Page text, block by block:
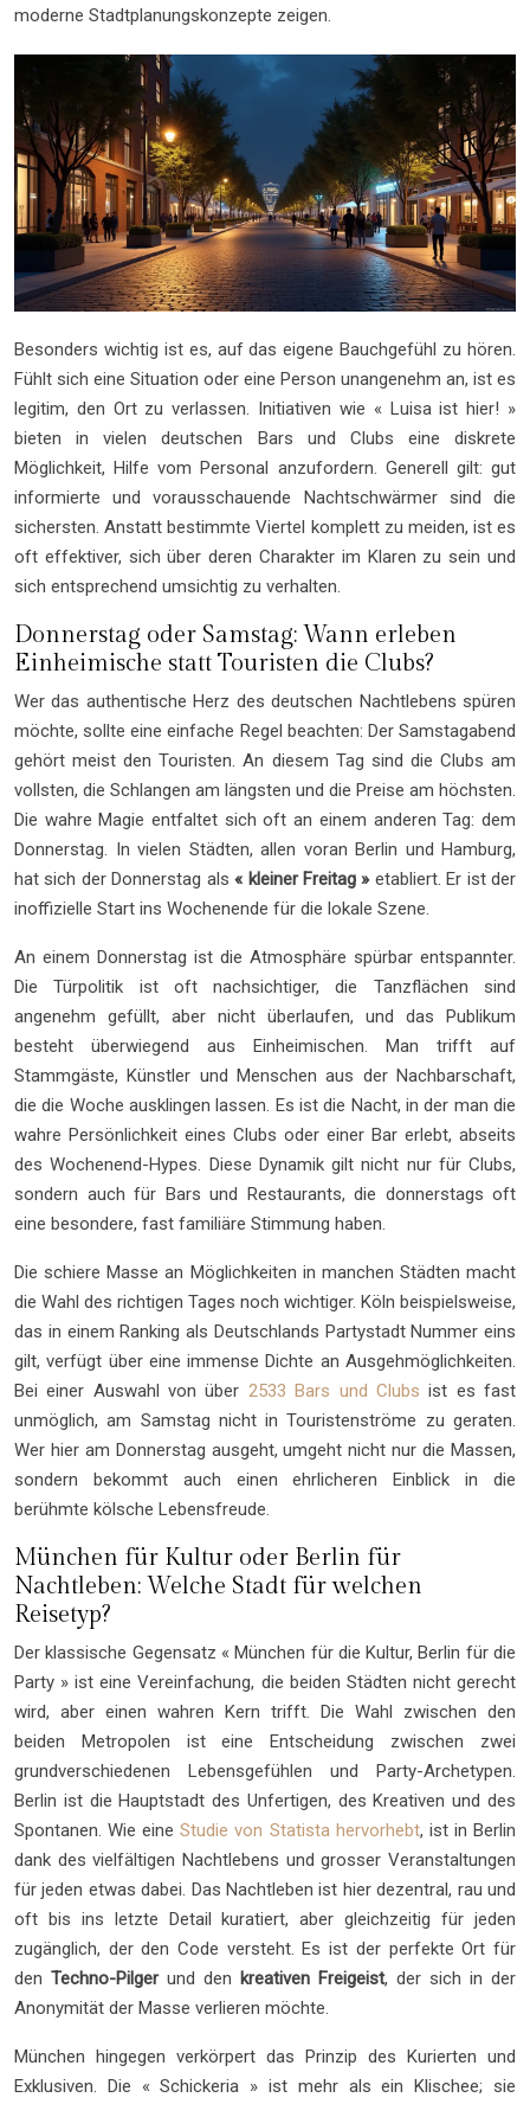
moderne Stadtplanungskonzepte zeigen.
Besonders wichtig ist es, auf das eigene Bauchgefühl zu hören.
Fühlt sich eine Situation oder eine Person unangenehm an, ist es
legitim, den Ort zu verlassen. Initiativen wie « Luisa ist hier! »
bieten in vielen deutschen Bars und Clubs eine diskrete
Möglichkeit, Hilfe vom Personal anzufordern. Generell gilt: gut
informierte und vorausschauende Nachtschwärmer sind die
sichersten. Anstatt bestimmte Viertel komplett zu meiden, ist es
oft effektiver, sich über deren Charakter im Klaren zu sein und
sich entsprechend umsichtig zu verhalten.
Donnerstag oder Samstag: Wann erleben
Einheimische statt Touristen die Clubs?
Wer das authentische Herz des deutschen Nachtlebens spüren
möchte, sollte eine einfache Regel beachten: Der Samstagabend
gehört meist den Touristen. An diesem Tag sind die Clubs am
vollsten, die Schlangen am längsten und die Preise am höchsten.
Die wahre Magie entfaltet sich oft an einem anderen Tag: dem
Donnerstag. In vielen Städten, allen voran Berlin und Hamburg,
hat sich der Donnerstag als« kleiner Freitag »etabliert. Er ist der
inoffizielle Start ins Wochenende für die lokale Szene.
An einem Donnerstag ist die Atmosphäre spürbar entspannter.
Die Türpolitik ist oft nachsichtiger, die Tanzflächen sind
angenehm gefüllt, aber nicht überlaufen, und das Publikum
besteht überwiegend aus Einheimischen. Man trifft auf
Stammgäste, Künstler und Menschen aus der Nachbarschaft,
die die Woche ausklingen lassen. Es ist die Nacht, in der man die
wahre Persönlichkeit eines Clubs oder einer Bar erlebt, abseits
des Wochenend-Hypes. Diese Dynamik gilt nicht nur für Clubs,
sondern auch für Bars und Restaurants, die donnerstags oft
eine besondere, fast familiäre Stimmung haben.
Die schiere Masse an Möglichkeiten in manchen Städten macht
die Wahl des richtigen Tages noch wichtiger. Köln beispielsweise,
das in einem Ranking als Deutschlands Partystadt Nummer eins
gilt, verfügt über eine immense Dichte an Ausgehmöglichkeiten.
Bei einer Auswahl von über 2533 Bars und Clubs ist es fast
unmöglich, am Samstag nicht in Touristenströme zu geraten.
Wer hier am Donnerstag ausgeht, umgeht nicht nur die Massen,
sondern bekommt auch einen ehrlicheren Einblick in die
berühmte kölsche Lebensfreude.
München für Kultur oder Berlin für
Nachtleben: Welche Stadt für welchen
Reisetyp?
Der klassische Gegensatz « München für die Kultur, Berlin für die
Party » ist eine Vereinfachung, die beiden Städten nicht gerecht
wird, aber einen wahren Kern trifft. Die Wahl zwischen den
beiden Metropolen ist eine Entscheidung zwischen zwei
grundverschiedenen Lebensgefühlen und Party-Archetypen.
Berlin ist die Hauptstadt des Unfertigen, des Kreativen und des
Spontanen. Wie eineStudie von Statista hervorhebt, ist in Berlin
dank des vielfältigen Nachtlebens und grosser Veranstaltungen
für jeden etwas dabei. Das Nachtleben ist hier dezentral, rau und
oft bis ins letzte Detail kuratiert, aber gleichzeitig für jeden
zugänglich, der den Code versteht. Es ist der perfekte Ort für
den Techno-Pilgerund den kreativen Freigeist, der sich in der
Anonymität der Masse verlieren möchte.
München hingegen verkörpert das Prinzip des Kurierten und
Exklusiven. Die « Schickeria » ist mehr als ein Klischee; sie